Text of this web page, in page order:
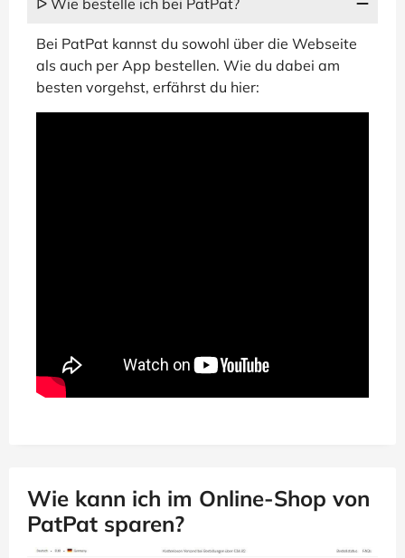
ᐅ Wie bestelle ich bei PatPat?
Bei PatPat kannst du sowohl über die Webseite
als auch per App bestellen. Wie du dabei am
besten vorgehst, erfährst du hier:
Wie kann ich im Online-Shop von
PatPat sparen?